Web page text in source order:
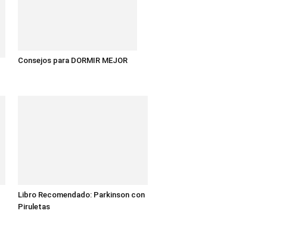
Consejos para DORMIR MEJOR
Libro Recomendado: Parkinson con
Piruletas